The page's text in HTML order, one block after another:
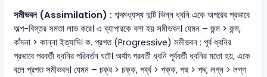
সমীভবন (Assimilation) : শব্দমধ্যস্থ দুটি ভিন্ন ধ্বনি একে অপরের প্রভাবে
অল্প-বিস্তর সমতা লাভ করে। এ ব্যাপারকে বলা হয় সমীভবন। যেমন – জন্ম > জন্ম,
কাঁদনা > কান্না ইত্যাদি। ক. প্রগত (Progressive) সমীভবন : পূর্ব ধ্বনির
প্রভাবে পরবর্তী ধ্বনির পরিবর্তন ঘটে। অর্থাৎ পরবর্তী ধ্বনি পূর্ববর্তী ধ্বনির মতো হয়, একে
বলে প্রগত সমীভবন। যেমন – চক্র > চক্ক, পৰ্ব্ব > পক্ক, পদ্ম > পদ্দ, লগ্ন > লগ্‌গ